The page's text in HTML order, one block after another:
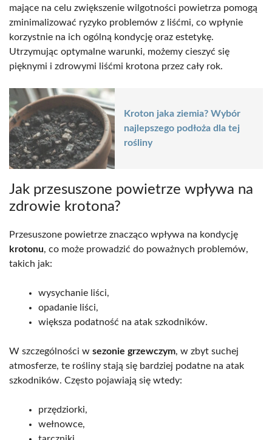
mające na celu zwiększenie wilgotności powietrza pomogą
zminimalizować ryzyko problemów z liśćmi, co wpłynie
korzystnie na ich ogólną kondycję oraz estetykę.
Utrzymując optymalne warunki, możemy cieszyć się
pięknymi i zdrowymi liśćmi krotona przez cały rok.
Kroton jaka ziemia? Wybór
najlepszego podłoża dla tej
rośliny
Jak przesuszone powietrze wpływa na
zdrowie krotona?
Przesuszone powietrze znacząco wpływa na kondycję
krotonu, co może prowadzić do poważnych problemów,
takich jak:
wysychanie liści,
opadanie liści,
większa podatność na atak szkodników.
W szczególności w sezonie grzewczym, w zbyt suchej
atmosferze, te rośliny stają się bardziej podatne na atak
szkodników. Często pojawiają się wtedy:
przędziorki,
wełnowce,